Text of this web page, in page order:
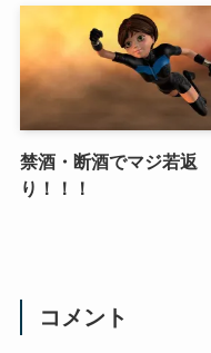
禁酒・断酒でマジ若返
り！！！
コメント